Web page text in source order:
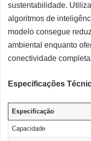
sustentabilidade.
algoritmos de
modelo consegue
ambiental enquanto
conectividade
Especificações
Especificação
Capacidade